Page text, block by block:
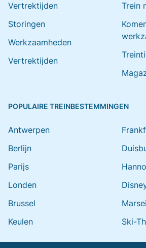
Vertrektijden
Storingen
Werkzaamheden
Vertrektijden
Trein
POPULAIRE TREINBESTEMMINGEN
Antwerpen
Berlijn
Parijs
Londen
Brussel
Keulen
Ski-